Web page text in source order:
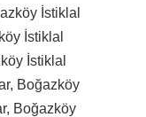
İstiklal
İstiklal
İstiklal
Boğazköy
Boğazköy